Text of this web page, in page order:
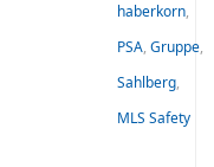
haberkorn,
PSA, Gruppe,
Sahlberg,
MLS Safety